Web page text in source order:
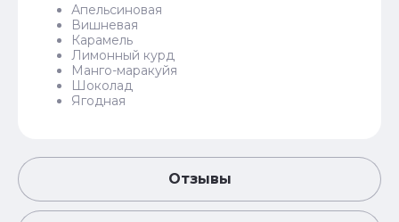
Апельсиновая
Вишневая
Карамель
Лимонный курд
Манго-маракуйя
Шоколад
Ягодная
Отзывы